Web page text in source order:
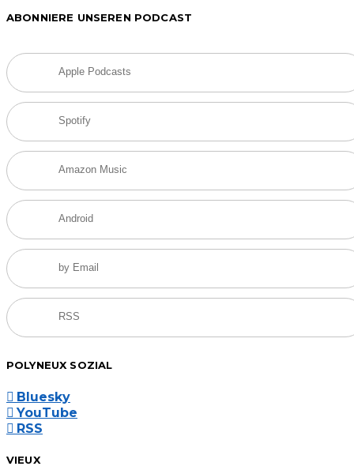
ABONNIERE UNSEREN PODCAST
Apple Podcasts
Spotify
Amazon Music
Android
by Email
RSS
POLYNEUX SOZIAL
Bluesky
YouTube
RSS
VIEUX